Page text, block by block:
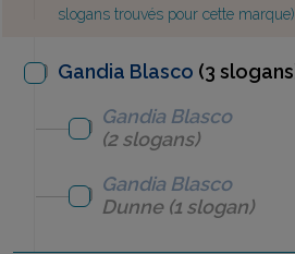
slogans trouvés pour cette marque)
Gandia Blasco (3
Gandia Blasco
(2 slogans)
Gandia Blasco
Dunne(1 slogan)